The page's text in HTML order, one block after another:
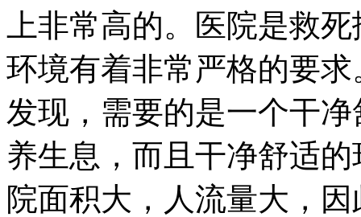
上非常高的。医院是救
环境有着非常严格的要
发现，需要的是一个干
养生息，而且干净舒适
院面积大，人流量大，